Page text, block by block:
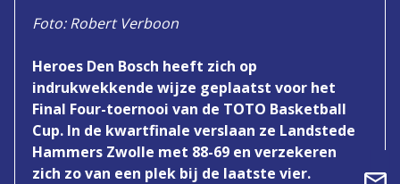
Foto: Robert Verboon
Heroes Den Bosch heeft zich op
indrukwekkende wijze geplaatst voor het
Final Four-toernooi van de TOTO Basketball
Cup. In de kwartfinale verslaan ze Landstede
Hammers Zwolle met 88-69 en verzekeren
zich zo van een plek bij de laatste vier.